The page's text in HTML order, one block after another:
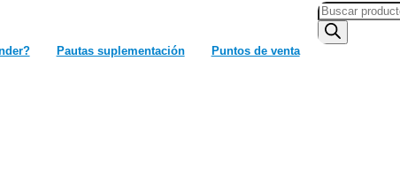
Pautas suplementación Puntos de venta
Búsqueda
de
productos